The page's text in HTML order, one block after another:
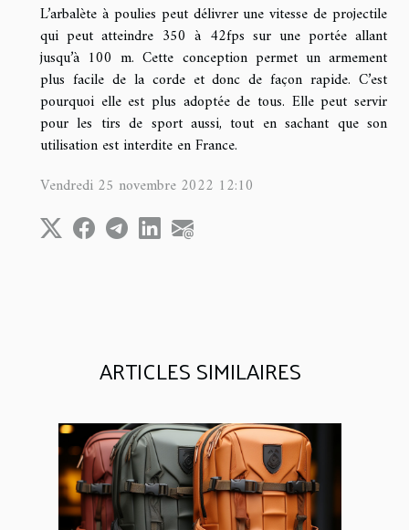
ARTICLES SIMILAIRES
L’arbalète à poulies peut délivrer une vitesse de projectile
qui peut atteindre 350 à 42fps sur une portée allant
jusqu’à 100 m. Cette conception permet un armement
plus facile de la corde et donc de façon rapide. C’est
pourquoi elle est plus adoptée de tous. Elle peut servir
pour les tirs de sport aussi, tout en sachant que son
utilisation est interdite en France.
Vendredi 25 novembre 2022 12:10